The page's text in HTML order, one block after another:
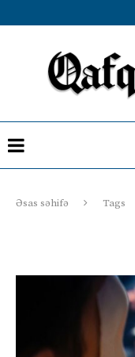
Əsas səhifə Tags